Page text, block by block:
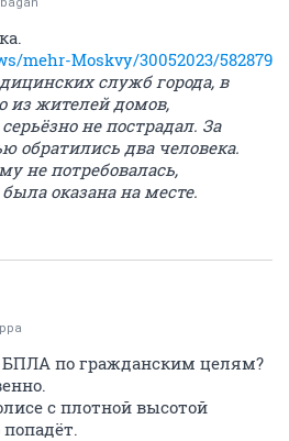
mehr-Moskvy/30052023/582879
служб города, в
из жителей домов,
не пострадал. За
обратились два человека.
не потребовалась,
оказана на месте.
по гражданским целям?
с плотной высотой